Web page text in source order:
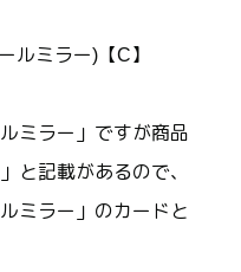
ルミラー)【C】
ミラー」ですが商品
と記載があるので、
ミラー」のカードと